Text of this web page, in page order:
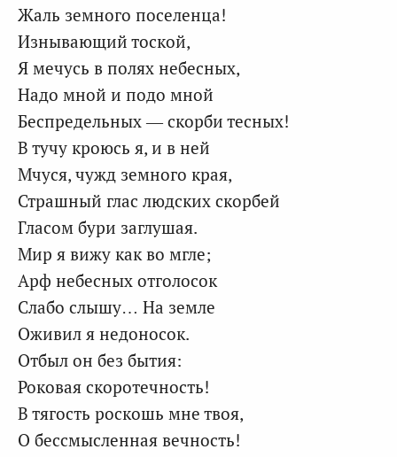
Жаль земного поселенца!
Изнывающий тоской,
Я мечусь в полях небесных,
Надо мной и подо мной
Беспредельных — скорби тесных!
В тучу кроюсь я, и в ней
Мчуся, чужд земного края,
Страшный глас людских скорбей
Гласом бури заглушая.
Мир я вижу как во мгле;
Арф небесных отголосок
Слабо слышу… На земле
Оживил я недоносок.
Отбыл он без бытия:
Роковая скоротечность!
В тягость роскошь мне твоя,
О бессмысленная вечность!